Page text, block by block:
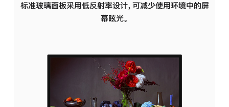
标准玻璃面板采用低反射率设计，可减少使用环境中的屏
幕眩光。